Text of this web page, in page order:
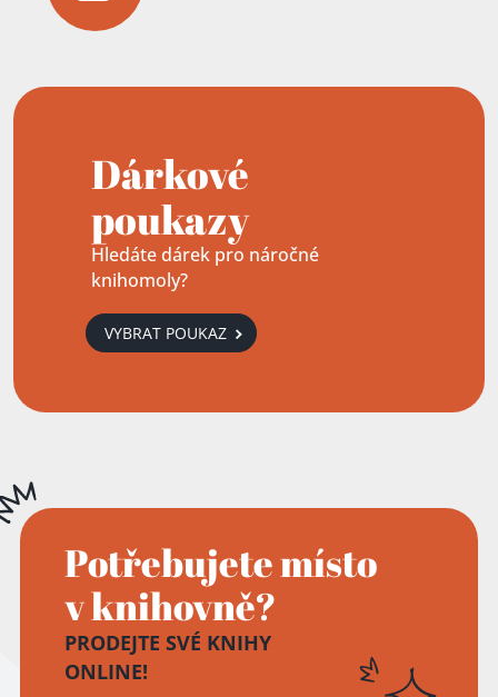
Dárkové
poukazy
Hledáte dárek pro náročné
knihomoly?
VYBRAT POUKAZ
Potřebujete místo
v knihovně?
PRODEJTE SVÉ KNIHY
ONLINE!